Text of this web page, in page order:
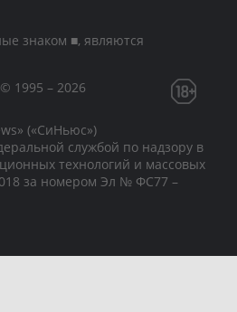
знаком ■, являются
1995 – 2026
(«СиНьюс»)
службой по надзору в
технологий и массовых
за номером Эл № ФС77 –